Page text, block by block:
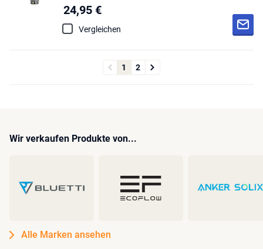
24,95 €
Vergleichen
1 2
Wir verkaufen Produkte von...
Alle Marken ansehen